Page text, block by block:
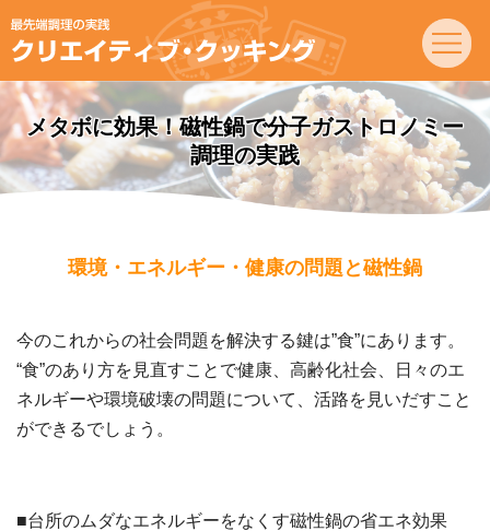
メタボに効果！磁性鍋で分子ガストロノミー
調理の実践
環境・エネルギー・健康の問題と磁性鍋
今のこれからの社会問題を解決する鍵は”食”にあります。
“食”のあり方を見直すことで健康、高齢化社会、日々のエ
ネルギーや環境破壊の問題について、活路を見いだすこと
ができるでしょう。
■台所のムダなエネルギーをなくす磁性鍋の省エネ効果